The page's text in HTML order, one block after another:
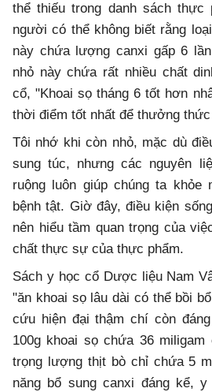
thể thiếu trong danh sách thực
người có thể không biết rằng
này chứa lượng canxi gấp 6
nhỏ này chứa rất nhiều chất
cổ, "Khoai sọ tháng 6 tốt hơn
thời điểm tốt nhất để thưởng thức
Tôi nhớ khi còn nhỏ, mặc dù
sung túc, nhưng các nguyên
ruộng luôn giúp chúng ta khỏe
bệnh tật. Giờ đây, điều kiện
nên hiểu tầm quan trọng của
chất thực sự của thực phẩm.
Sách y học cổ Dược liệu Nam
"ăn khoai sọ lâu dài có thể bồi
cứu hiện đại thậm chí còn
100g khoai sọ chứa 36
trọng lượng thịt bò chỉ chứa 5
năng bổ sung canxi đáng kể,